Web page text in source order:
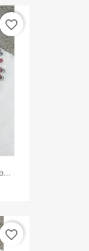
favorite_border
favorite_border